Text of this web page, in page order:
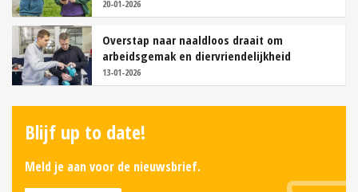
20-01-2026
Overstap naar naaldloos draait om
arbeidsgemak en diervriendelijkheid
13-01-2026
Blijf up to date!
Meld je aan voor de nieuwsbrief.